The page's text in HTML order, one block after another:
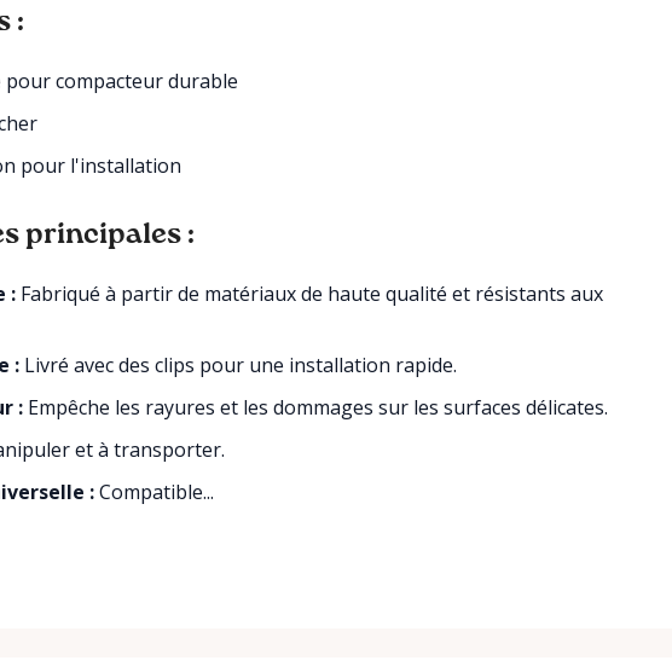
:
compacteur durable
pour l'installation
principales :
: Fabriqué à partir de matériaux de haute qualité et résistants aux
: Livré avec des clips pour une installation rapide.
: Empêche les rayures et les dommages sur les surfaces délicates.
et à transporter.
:Compatible...